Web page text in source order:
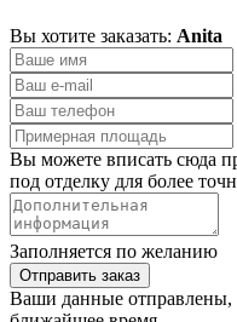
Вы хотите заказать: Anita
Вы можете вписать сюда
под отделку для более
Заполняется по желанию
Отправить заказ
Ваши данные отправлены,